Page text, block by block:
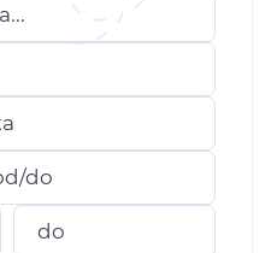
do
do